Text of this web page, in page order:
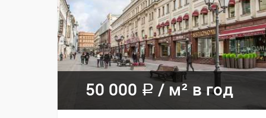
50 000 a / м² в год